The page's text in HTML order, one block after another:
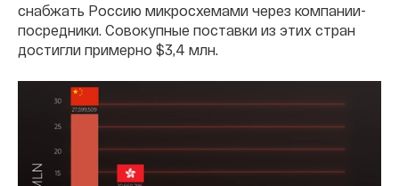
снабжать Россию микросхемами через компании-
посредники. Совокупные поставки из этих стран
достигли примерно $3,4 млн.